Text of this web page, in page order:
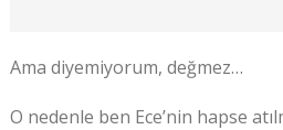
Ama diyemiyorum, değmez…
O nedenle ben Ece’nin hapse